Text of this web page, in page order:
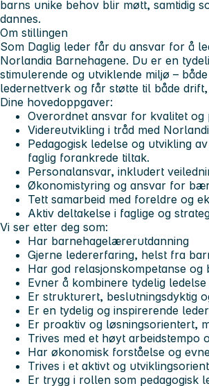
barns unike behov blir møtt, samtidig
dannes.
Om stillingen
Som Daglig leder får du ansvar for å
Norlandia Barnehagene. Du er en
stimulerende og utviklende miljø –
ledernettverk og får støtte til både
Dine hovedoppgaver:
Overordnet ansvar for kvalitet og
Videreutvikling i tråd med
Pedagogisk ledelse og utvikling
faglig forankrede tiltak.
Personalansvar, inkludert
Økonomistyring og ansvar for
Tett samarbeid med foreldre og
Aktiv deltakelse i faglige og
Vi ser etter deg som:
Har barnehagelærerutdanning
Gjerne ledererfaring, helst fra
Har god relasjonskompetanse og
Evner å kombinere tydelig
Er strukturert, beslutningsdyktig
Er en tydelig og inspirerende
Er proaktiv og løsningsorientert,
Trives med et høyt arbeidstempo
Har økonomisk forståelse og
Trives i et aktivt og
Er trygg i rollen som pedagogisk